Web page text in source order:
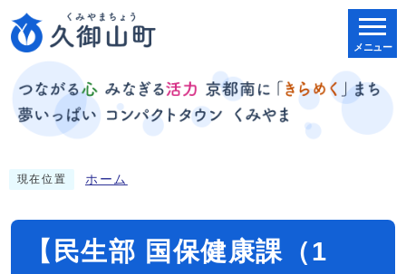
メニュー
現在位置 ホーム
【民生部 国保健康課（1